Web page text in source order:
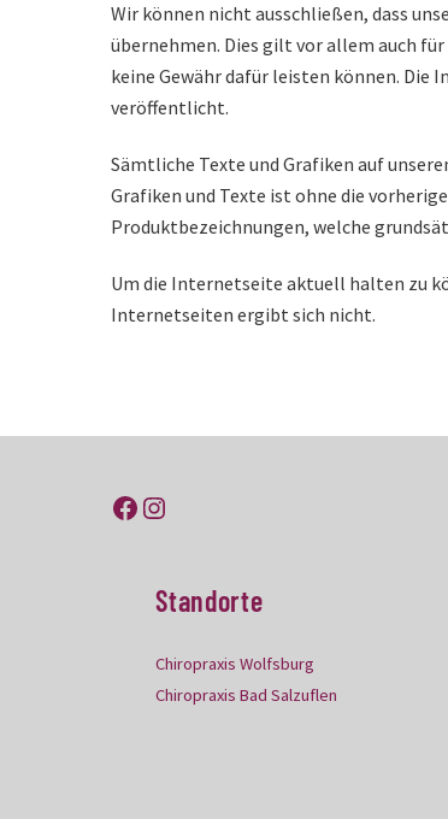
Wir können nicht ausschließen, dass
übernehmen. Dies gilt vor allem auch
keine Gewähr dafür leisten können. Die
veröffentlicht.
Sämtliche Texte und Grafiken auf
Grafiken und Texte ist ohne die
Produktbezeichnungen, welche
Um die Internetseite aktuell halten zu
Internetseiten ergibt sich nicht.
Facebook
Instagram
Standorte
Chiropraxis Wolfsburg
Chiropraxis Bad Salzuflen